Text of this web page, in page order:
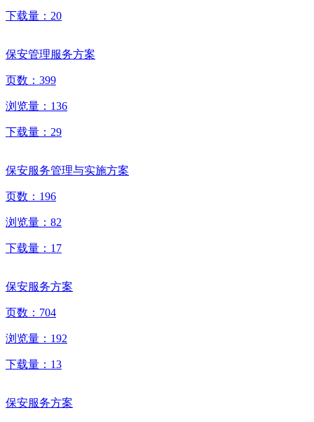
下载量： 20
保安管理服务方案
页数： 399
浏览量： 136
下载量： 29
保安服务管理与实施方案
页数： 196
浏览量： 82
下载量： 17
保安服务方案
页数： 704
浏览量： 192
下载量： 13
保安服务方案